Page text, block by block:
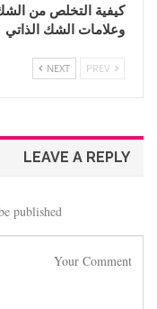
كيفية التخلص من
وعلامات الشك الذاتي
NEXT
LEAVE A REPLY
published.